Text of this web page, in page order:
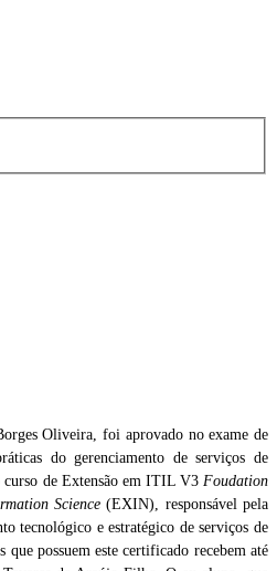
Oliveira, foi aprovado no exame de
do gerenciamento de serviços de
de Extensão em ITIL V3 Foudation
Science(EXIN), responsável pela
tecnológico e estratégico de serviços de
possuem este certificado recebem até